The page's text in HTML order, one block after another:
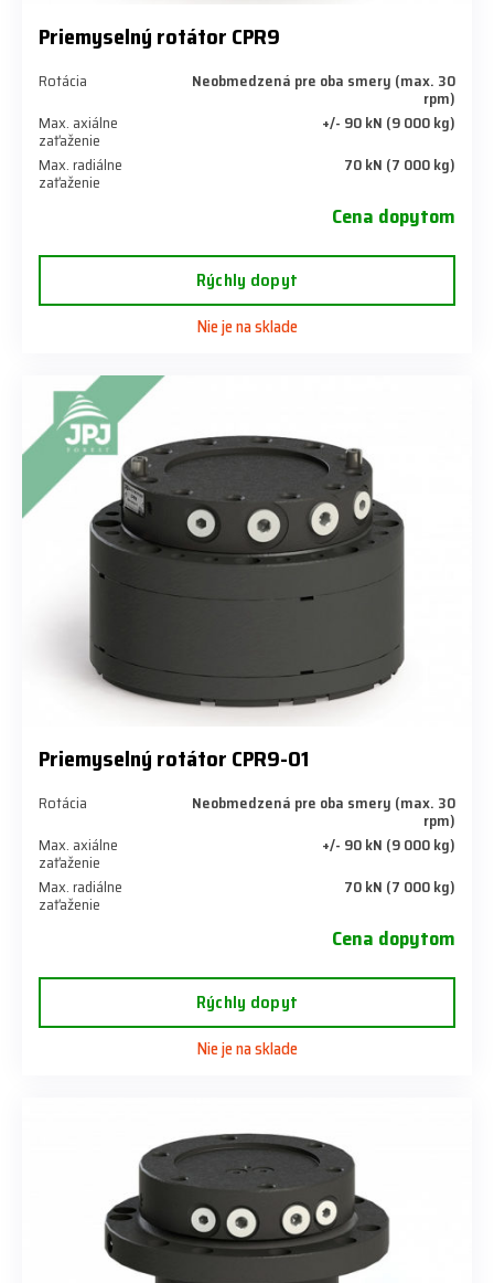
Priemyselný rotátor CPR9
Rotácia Neobmedzená pre oba smery (max. 30
rpm)
Max. axiálne
zaťaženie
+/- 90 kN (9 000 kg)
Max. radiálne
zaťaženie
70 kN (7 000 kg)
Cena dopytom
Rýchly dopyt
Nie je na sklade
Priemyselný rotátor CPR9-01
Rotácia Neobmedzená pre oba smery (max. 30
rpm)
Max. axiálne
zaťaženie
+/- 90 kN (9 000 kg)
Max. radiálne
zaťaženie
70 kN (7 000 kg)
Cena dopytom
Rýchly dopyt
Nie je na sklade